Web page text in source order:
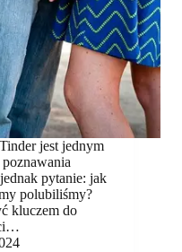
jest jednym
pytanie: jak
polubiliśmy?
kluczem do